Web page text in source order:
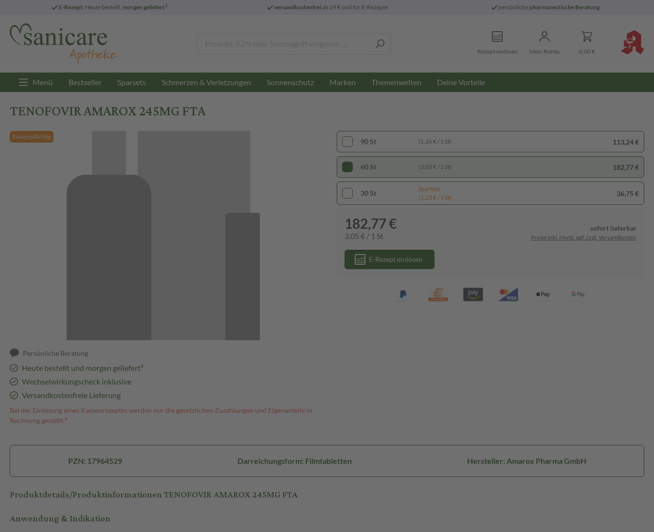
E-Rezept: Heute bestellt, morgen geliefert3 versandkostenfreiab 29 € und für E-Rezepte persönliche pharmazeutische Beratung
Rezept einlösen Mein Konto 0,00 €
Menü Bestseller Sparsets Schmerzen & Verletzungen Sonnenschutz Marken Themenwelten Deine Vorteile
TENOFOVIR AMAROX 245MG FTA
Rezeptpflichtig
Persönliche Beratung
Heute bestellt und morgen geliefert³
Wechselwirkungscheck inklusive
Versandkostenfreie Lieferung
Bei der Einlösung eines Kassenrezeptes werden nur die gesetzlichen Zuzahlungen und Eigenanteile in
Rechnung gestellt.⁴
90 St (1,26 € / 1 St) 113,24 €
60 St (3,05 € / 1 St) 182,77 €
30 St
Spartipp
(1,23 € / 1 St)
36,75 €
182,77 €
3,05 € / 1 St
sofort lieferbar
Preise inkl. MwSt. ggf. zzgl. Versandkosten
E-Rezept einlösen
PZN: 17964529 Darreichungsform: Filmtabletten Hersteller: Amarox Pharma GmbH
Produktdetails/Produktinformationen TENOFOVIR AMAROX 245MG FTA
Anwendung & Indikation